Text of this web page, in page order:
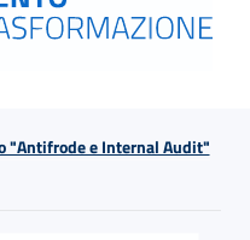
"Antifrode e Internal Audit"